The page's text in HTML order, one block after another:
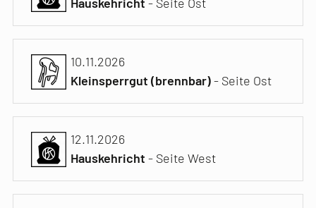
10.11.2026
Kleinsperrgut (brennbar)- Seite Ost
12.11.2026
Hauskehricht- Seite West